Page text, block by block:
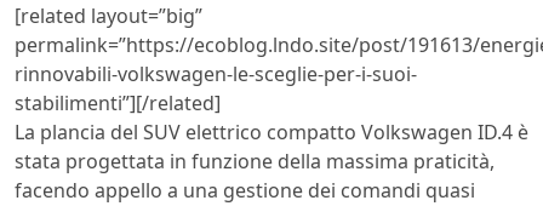
[related layout=”big”
permalink=”https://ecoblog.lndo.site/post/191613/
rinnovabili-volkswagen-le-sceglie-per-i-suoi-
stabilimenti”][/related]
La plancia del SUV elettrico compatto Volkswagen ID.4 è
stata progettata in funzione della massima praticità,
facendo appello a una gestione dei comandi quasi